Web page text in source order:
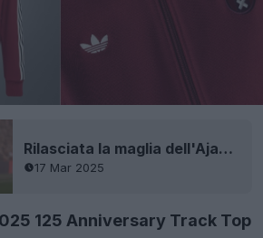
Rilasciata la maglia dell'Ajax 2025 per il 125° anniversario - Debutto in campo
17 Mar 2025
125 Anniversary Track Top